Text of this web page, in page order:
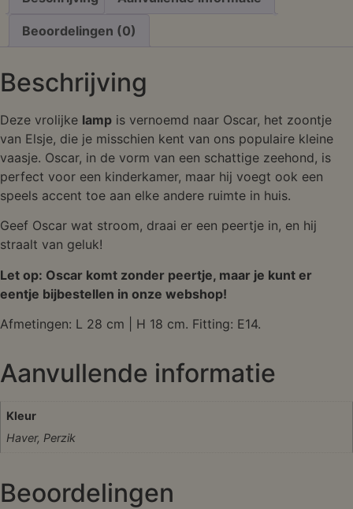
Beoordelingen (0)
Beschrijving
Deze vrolijke lamp is vernoemd naar Oscar, het zoontje
van Elsje, die je misschien kent van ons populaire kleine
vaasje. Oscar, in de vorm van een schattige zeehond, is
perfect voor een kinderkamer, maar hij voegt ook een
speels accent toe aan elke andere ruimte in huis.
Geef Oscar wat stroom, draai er een peertje in, en hij
straalt van geluk!
Let op: Oscar komt zonder peertje, maar je kunt er
eentje bijbestellen in onze webshop!
Afmetingen: L 28 cm | H 18 cm. Fitting: E14.
Aanvullende informatie
Kleur
Haver, Perzik
Beoordelingen